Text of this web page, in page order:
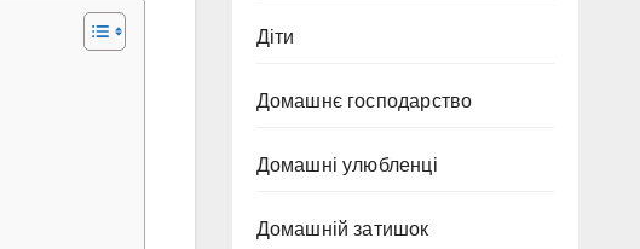
Діти
Домашнє господарство
Домашні улюбленці
Домашній затишок